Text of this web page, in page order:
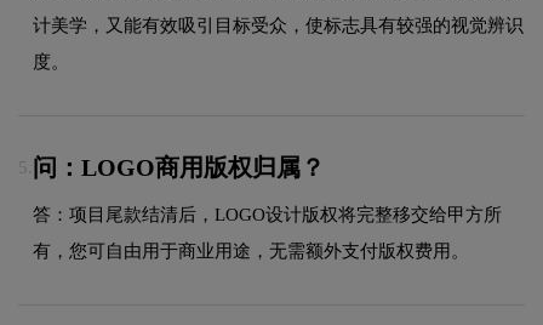
计美学，又能有效吸引目标受众，使标志具有较强的视觉辨识
度。
5. 问：LOGO商用版权归属？
答：项目尾款结清后，LOGO设计版权将完整移交给甲方所
有，您可自由用于商业用途，无需额外支付版权费用。